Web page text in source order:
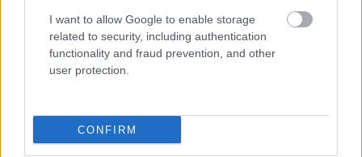
I want to allow Google to enable storage
related to security, including authentication
functionality and fraud prevention, and other
user protection.
CONFIRM
asjad kipuvad ununema”. Kui te määrate
uue maksetähtaja, pöörake kliendi
tähelepanu sellele, et tasumiseks kuulub
uue maksetähtajaga arve.
Teine meeldetuletus. Mitte
nii!?